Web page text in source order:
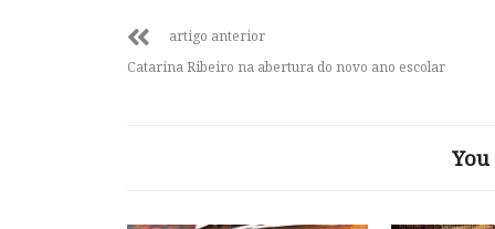
artigo anterior
Catarina Ribeiro na abertura do novo ano escolar